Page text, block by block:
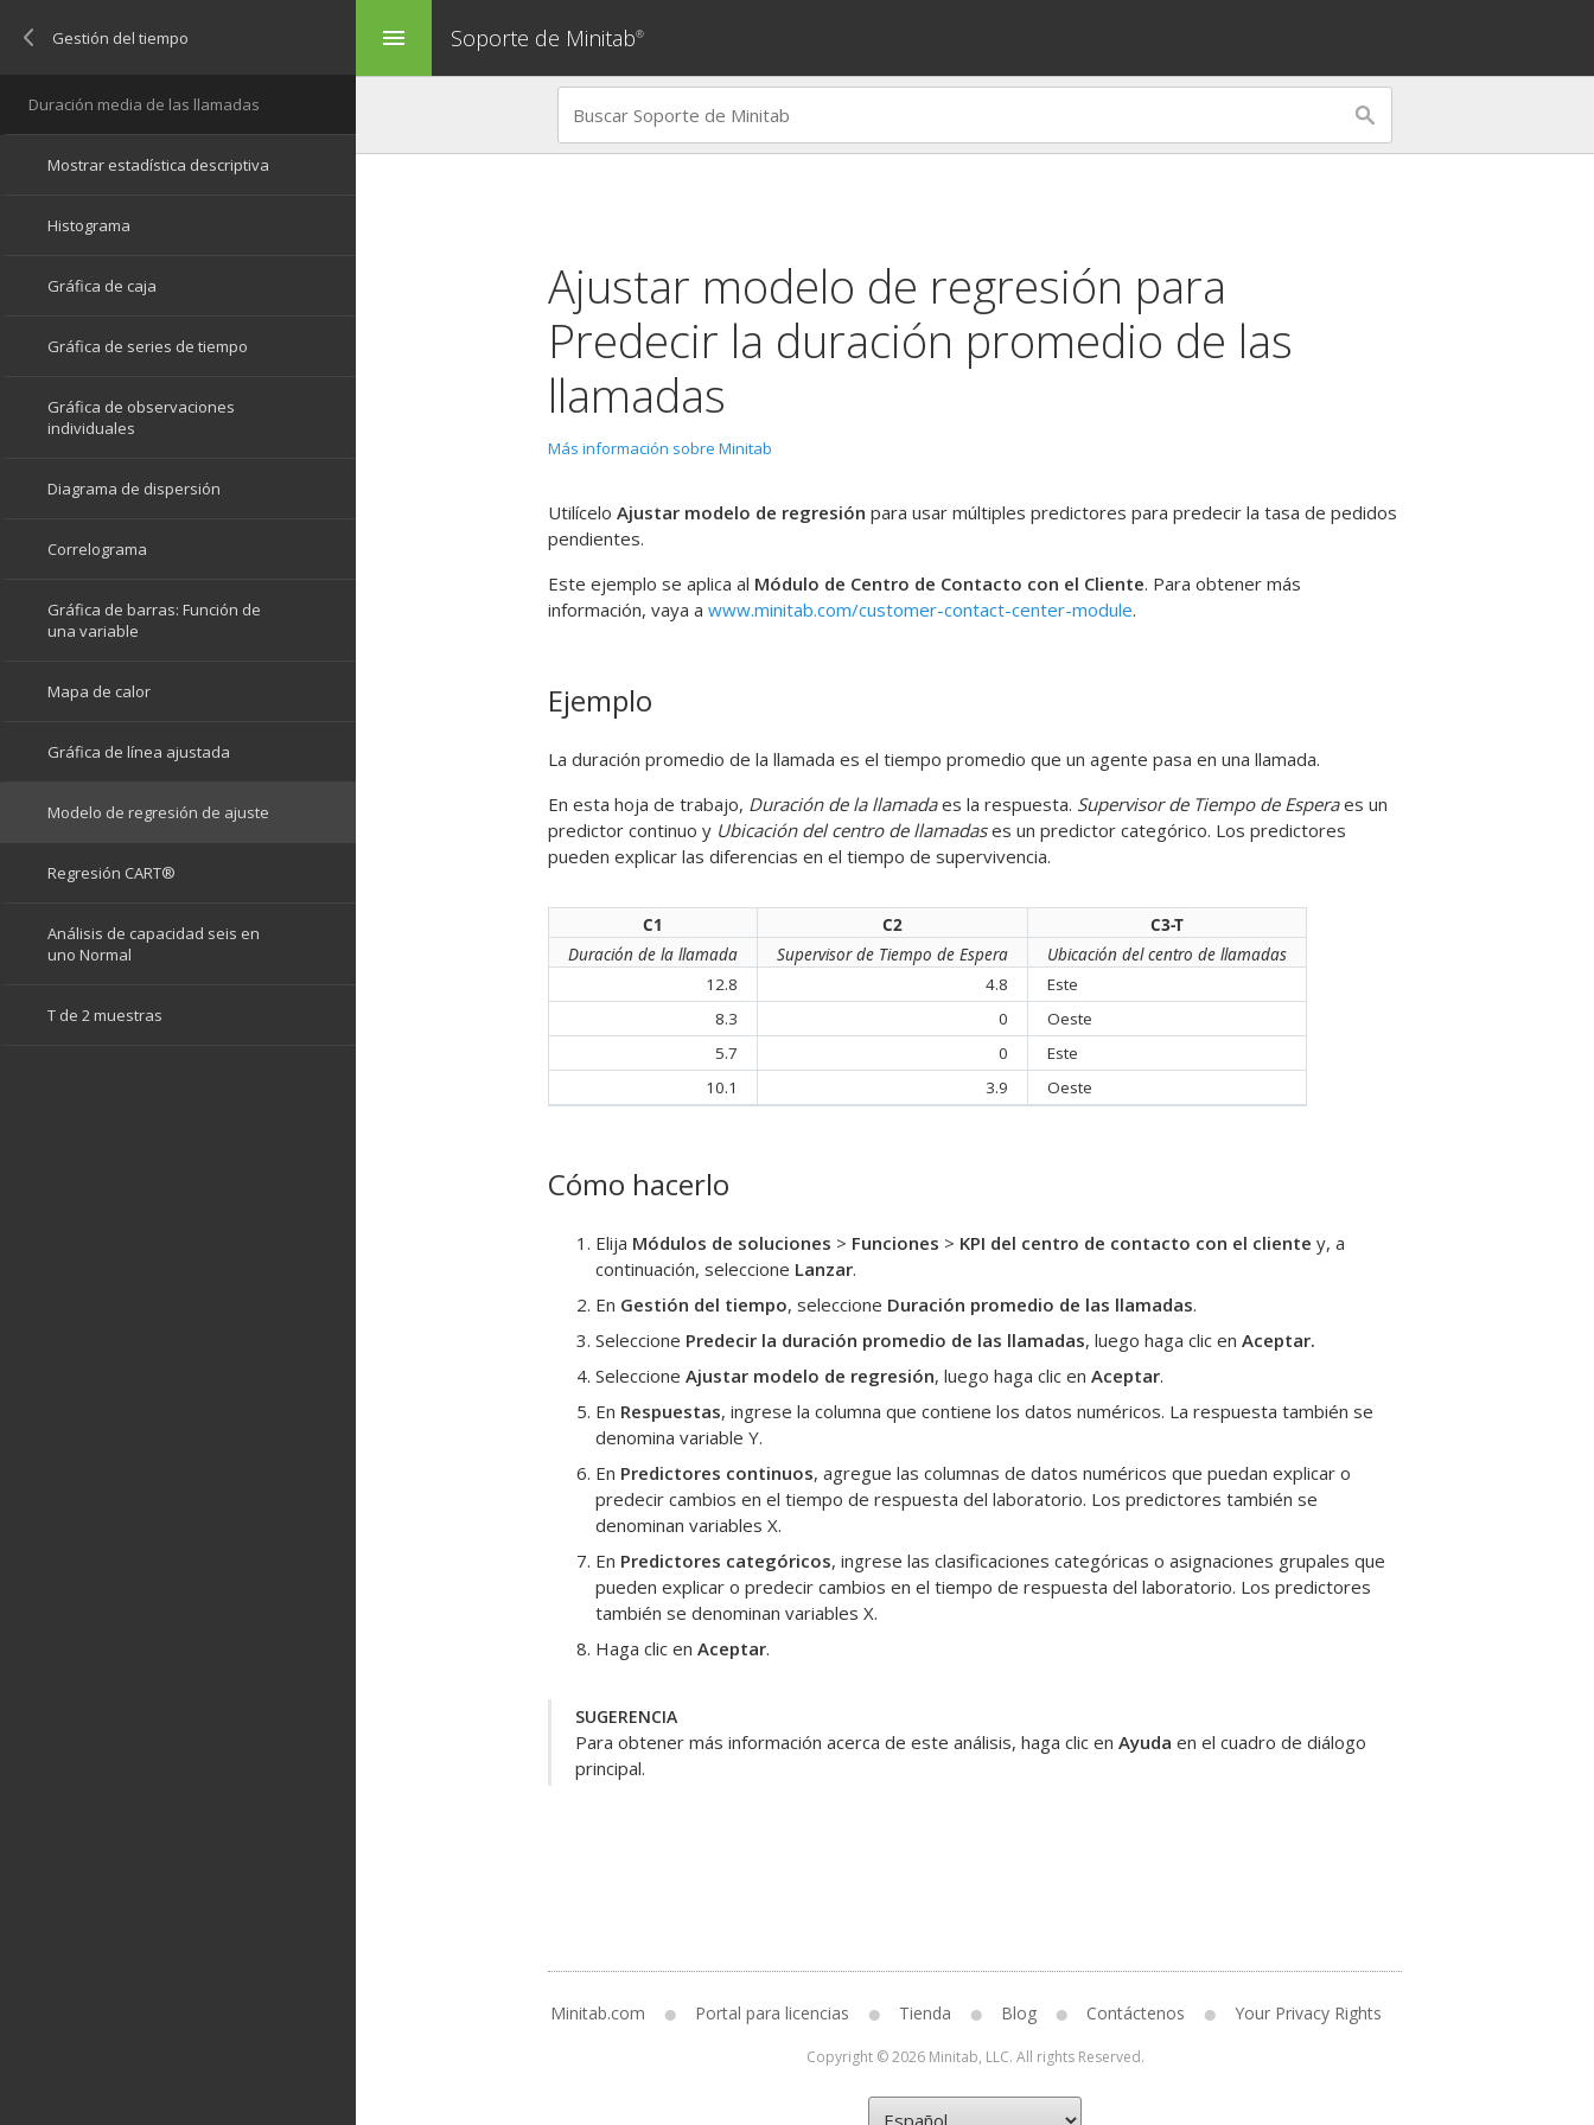
menu Soporte de Minitab®
Ajustar modelo de regresión para
Predecir la duración promedio de las
llamadas
Más información sobre Minitab
Utilícelo Ajustar modelo de regresión para usar múltiples predictores para predecir la tasa de pedidos
pendientes.
Este ejemplo se aplica al Módulo de Centro de Contacto con el Cliente. Para obtener más
información, vaya a www.minitab.com/customer-contact-center-module.
Ejemplo
La duración promedio de la llamada es el tiempo promedio que un agente pasa en una llamada.
En esta hoja de trabajo, Duración de la llamadaes la respuesta. Supervisor de Tiempo de Esperaes un
predictor continuo y Ubicación del centro de llamadases un predictor categórico. Los predictores
pueden explicar las diferencias en el tiempo de supervivencia.
C1 C2
C3-T
Duración de la llamada
Supervisor de Tiempo de Espera
Ubicación del centro de llamadas
12.8
4.8
Este
8.3
0
Oeste
5.7
0
Este
10.1
3.9 Oeste
Cómo hacerlo
Elija Módulos de soluciones > Funciones > KPI del centro de contacto con el cliente y, a
continuación, seleccione Lanzar.
En Gestión del tiempo, seleccione Duración promedio de las llamadas.
Seleccione Predecir la duración promedio de las llamadas, luego haga clic en Aceptar.
Seleccione Ajustar modelo de regresión, luego haga clic en Aceptar.
En Respuestas, ingrese la columna que contiene los datos numéricos. La respuesta también se
denomina variable Y.
En Predictores continuos, agregue las columnas de datos numéricos que puedan explicar o
predecir cambios en el tiempo de respuesta del laboratorio. Los predictores también se
denominan variables X.
En Predictores categóricos, ingrese las clasificaciones categóricas o asignaciones grupales que
pueden explicar o predecir cambios en el tiempo de respuesta del laboratorio. Los predictores
también se denominan variables X.
Haga clic en Aceptar.
SUGERENCIA
Para obtener más información acerca de este análisis, haga clic en Ayuda en el cuadro de diálogo
principal.
Minitab.com Portal para licencias Tienda Blog Contáctenos Your Privacy Rights
Copyright © 2026 Minitab, LLC. All rights Reserved.